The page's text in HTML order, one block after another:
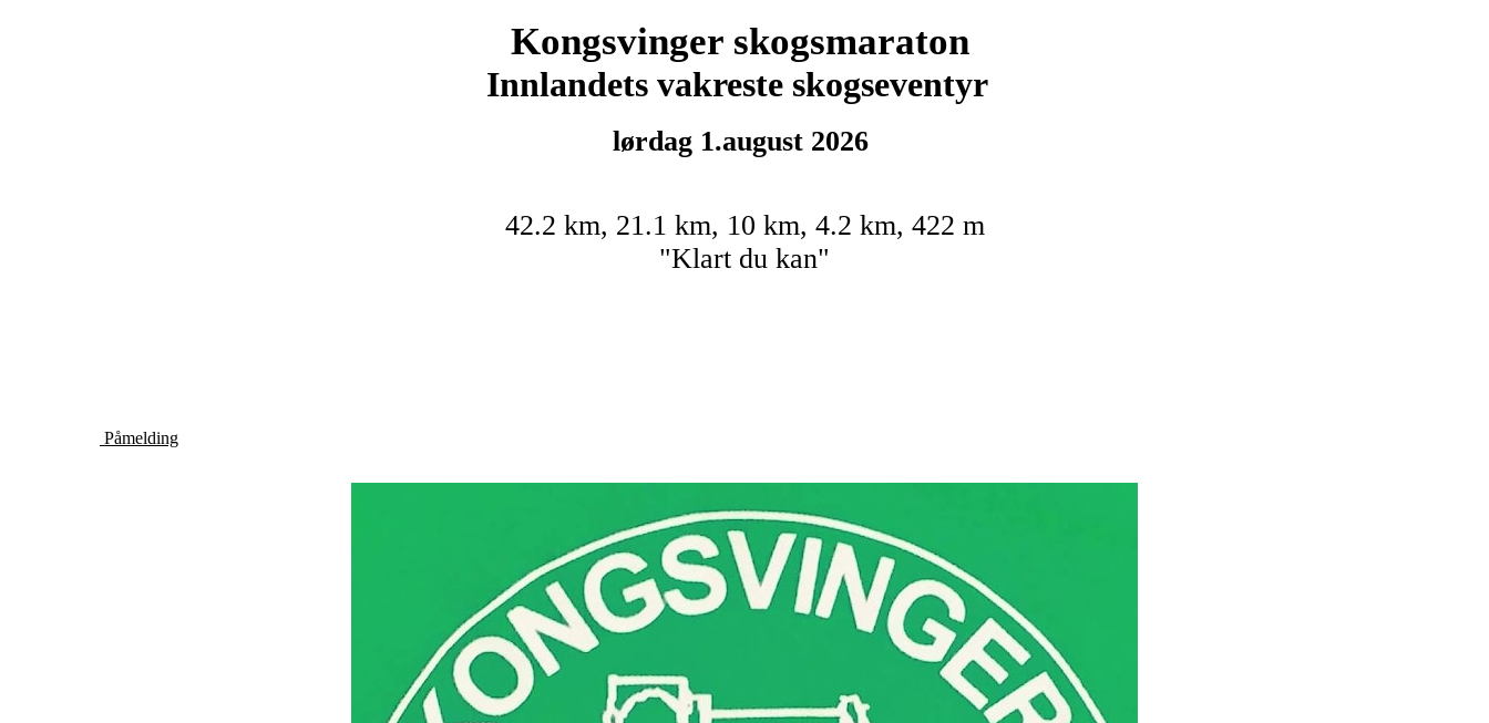
Kongsvinger skogsmaraton
Innlandets vakreste skogseventyr
lørdag 1.august 2026
42.2 km, 21.1 km, 10 km, 4.2 km, 422 m
"Klart du kan"
Påmelding